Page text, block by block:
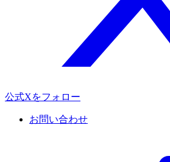
公式Xをフォロー
お問い合わせ